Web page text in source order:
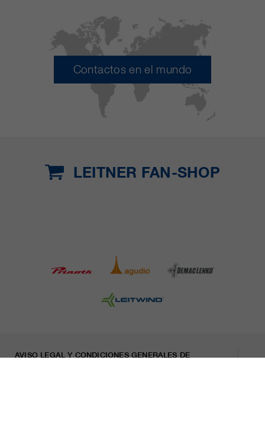
Contactos en el mundo
LEITNER FAN-SHOP
AVISO LEGAL Y CONDICIONES GENERALES DE